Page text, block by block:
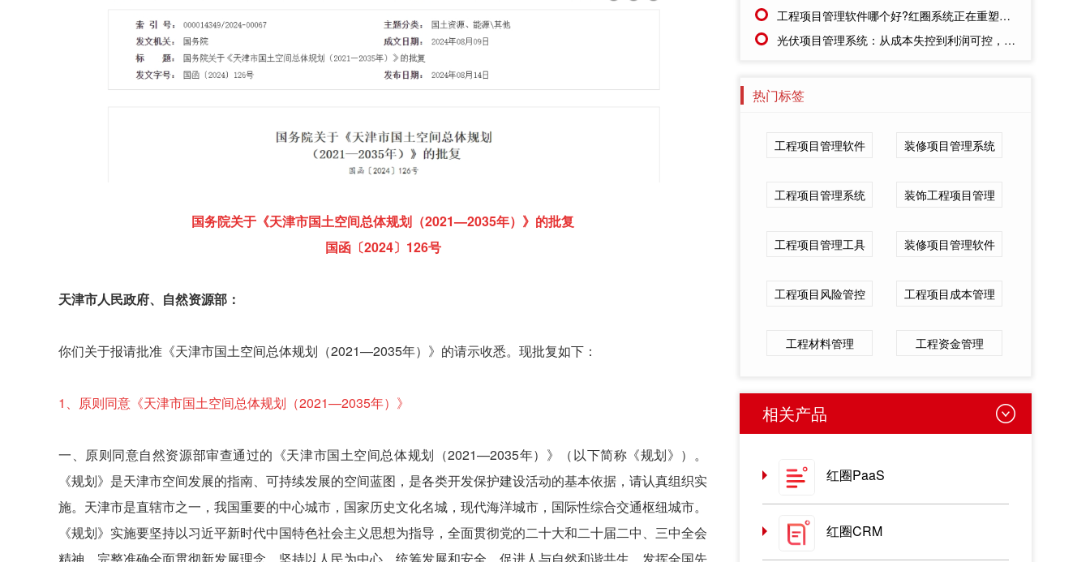
国务院关于《天津市国土空间总体规划（2021—2035年）》的批复
国函〔2024〕126号
天津市人民政府、自然资源部：
你们关于报请批准《天津市国土空间总体规划（2021—2035年）》的请示收悉。现批复如下：
1、 原则同意《天津市国土空间总体规划（2021—2035年）》
一、原则同意自然资源部审查通过的《天津市国土空间总体规划（2021—2035年）》（以下简称《规划》）。
《规划》是天津市空间发展的指南、可持续发展的空间蓝图，是各类开发保护建设活动的基本依据，请认真组织实
施。天津市是直辖市之一，我国重要的中心城市，国家历史文化名城，现代海洋城市，国际性综合交通枢纽城市。
《规划》实施要坚持以习近平新时代中国特色社会主义思想为指导，全面贯彻党的二十大和二十届二中、三中全会
精神，完整准确全面贯彻新发展理念，坚持以人民为中心，统筹发展和安全，促进人与自然和谐共生，发挥全国先
工程项目管理软件哪个好?红圈系统正在重塑工程企业的"数字大脑"
光伏项目管理系统：从成本失控到利润可控，老板只需做对一步
热门标签
工程项目管理软件 装修项目管理系统
工程项目管理系统 装饰工程项目管理
工程项目管理工具 装修项目管理软件
工程项目风险管控 工程项目成本管理
工程材料管理 工程资金管理
相关产品
红圈PaaS
红圈CRM